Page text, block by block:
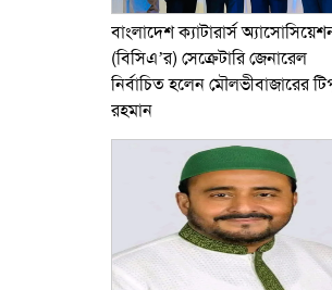
বাংলাদেশ ক্যাটারার্স
(বিসিএ’র) সেক্রেটারি জেনারেল
নির্বাচিত হলেন মৌলভীবাজারের
রহমান